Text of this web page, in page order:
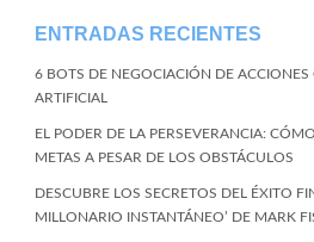
ENTRADAS RECIENTES
6 BOTS DE NEGOCIACIÓN DE ACCIONES
ARTIFICIAL
EL PODER DE LA PERSEVERANCIA:
METAS A PESAR DE LOS OBSTÁCULOS
DESCUBRE LOS SECRETOS DEL ÉXITO
MILLONARIO INSTANTÁNEO’ DE MARK